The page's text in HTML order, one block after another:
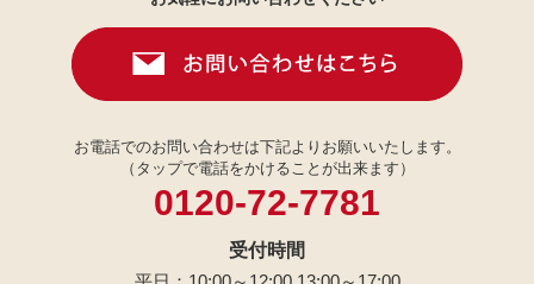
お電話でのお問い合わせは下記よりお願いいたします。
（タップで電話をかけることが出来ます）
0120-72-7781
受付時間